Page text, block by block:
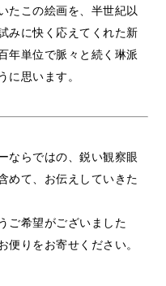
たこの絵画を、半世紀以
みに快く応えてくれた新
年単位で脈々と続く琳派
に思います。
ならではの、鋭い観察眼
めて、お伝えしていきた
ご希望がございました
便りをお寄せください。